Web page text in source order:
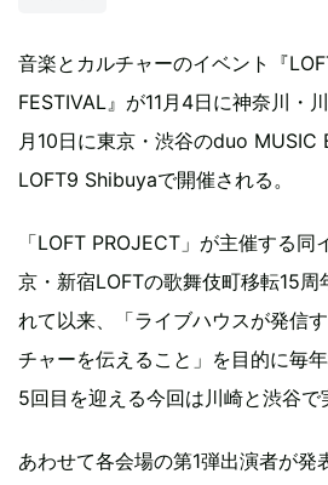
音楽とカルチャーのイベント『
FESTIVAL』が11月4日に神奈川・
月10日に東京・渋谷のduo MUSIC
LOFT9 Shibuyaで開催される。
「LOFT PROJECT」が主催する
京・新宿LOFTの歌舞伎町移転15周
れて以来、「ライブハウスが発信
チャーを伝えること」を目的に毎
5回目を迎える今回は川崎と渋谷で
あわせて各会場の第1弾出演者が発